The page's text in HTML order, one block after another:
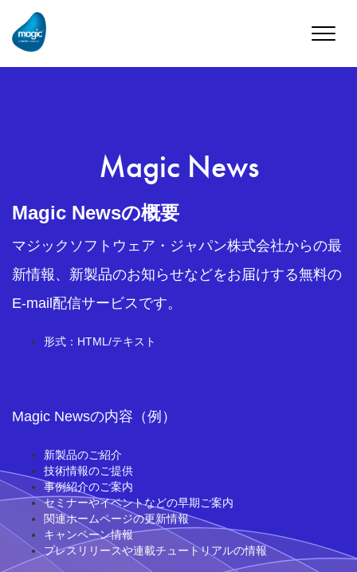
Toggle
Magic News
Magic Newsの概要
マジックソフトウェア・ジャパン株式会社からの最
新情報、新製品のお知らせなどをお届けする無料の
E-mail配信サービスです。
形式：HTML/テキスト
Magic Newsの内容（例）
新製品のご紹介
技術情報のご提供
事例紹介のご案内
セミナーやイベントなどの早期ご案内
関連ホームページの更新情報
キャンペーン情報
プレスリリースや連載チュートリアルの情報